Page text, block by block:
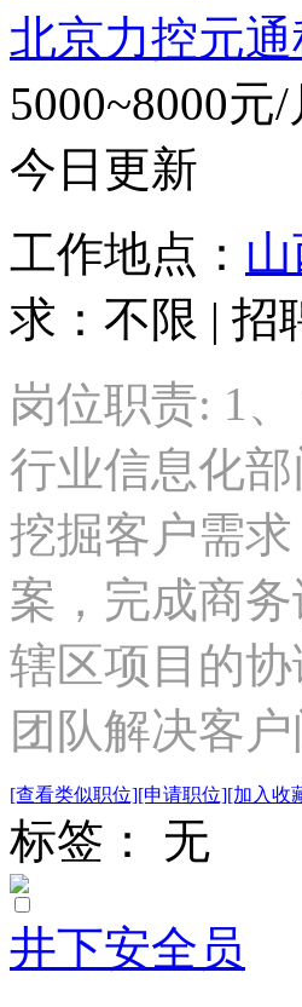
北京力控元
5000~8000元/
今日更新
工作地点：
求：不限 | 招
岗位职责: 1
行业信息化
挖掘客户需
案，完成商
辖区项目的
团队解决客
[查看类似职位][申请职位][加入收
标签： 无
井下安全员